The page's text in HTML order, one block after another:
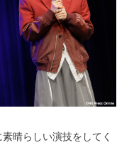
晴らしい演技をしてく